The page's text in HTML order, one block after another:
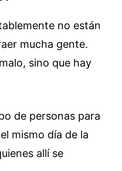
no están
mucha gente.
sino que hay
de personas para
mismo día de la
allí se